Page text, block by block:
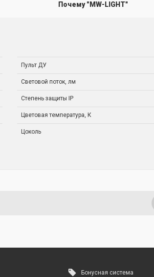
Почему "MW-LIGHT"
Пульт ДУ
Световой поток, лм
Степень защиты IP
Цветовая температура, К
Цоколь
Бонусная система